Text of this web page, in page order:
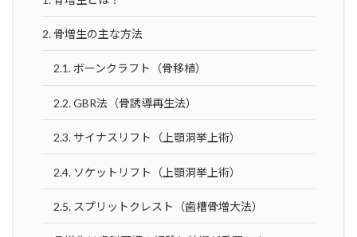
2. 骨増生の主な方法
2.1.ボーンクラフト（骨移植）
2.2.GBR法（骨誘導再生法）
2.3. サイナスリフト（上顎洞挙上術）
2.4. ソケットリフト（上顎洞挙上術）
2.5. スプリットクレスト（歯槽骨増大法）